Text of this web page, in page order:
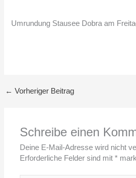
Umrundung Stausee Dobra am
← Vorheriger Beitrag
Schreibe einen
Deine E-Mail-Adresse wird nicht
Erforderliche Felder sind mit*